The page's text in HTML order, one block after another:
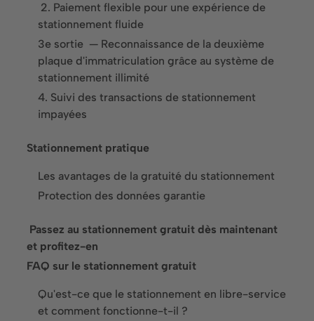
‍ 2. Paiement flexible pour une expérience de
stationnement fluide
3e sortie ‍ — Reconnaissance de la deuxième
plaque d'immatriculation grâce au système de
stationnement illimité
4. Suivi des transactions de stationnement
impayées
Stationnement pratique
Les avantages de la gratuité du stationnement
Protection des données garantie
‍ Passez au stationnement gratuit dès maintenant
et profitez-en
FAQ sur le stationnement gratuit
Qu'est-ce que le stationnement en libre-service
et comment fonctionne-t-il ?
Location de places de stationnement
Branches
Commerce
Espaces de loisirs
Infrastructures, parkings couverts & salons
Restauration et hôtellerie
Services financiers
Villes et communes
Entreprise